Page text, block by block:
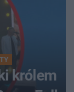
królem